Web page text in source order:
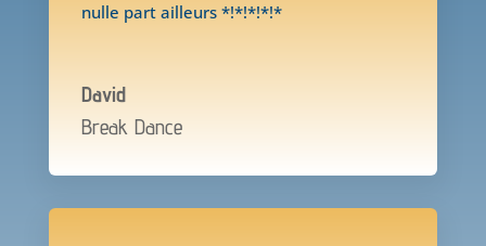
nulle part ailleurs *!*!*!*!*
David
Break Dance